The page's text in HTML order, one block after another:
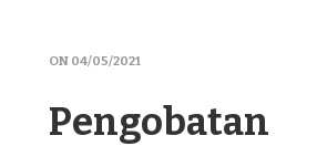
ON 04/05/2021
Pengobatan